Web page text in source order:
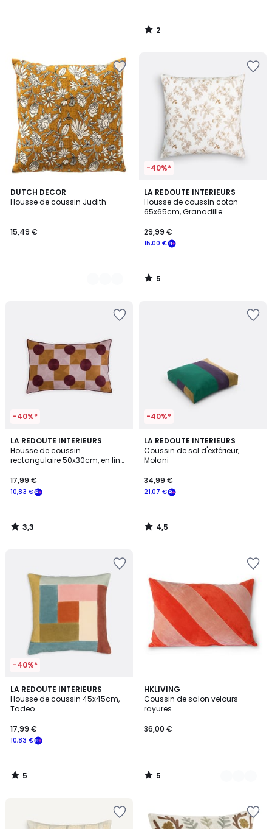
2
/
DUTCH DECOR
Housse de coussin Judith
15,49 €
3
Couleurs
-40%*
LA REDOUTE INTERIEURS
Housse de coussin coton
65x65cm, Granadille
15,00 €
29,99 €
5
/
5
5
/
-40%*
LA REDOUTE INTERIEURS
Housse de coussin
rectangulaire 50x30cm, en lin
10,83 €
17,99 €
3,3
/ 5
3,3
/
-40%*
LA REDOUTE INTERIEURS
Coussin de sol d'extérieur,
Molani
21,07 €
34,99 €
4,5
/ 5
4,5
/
-40%*
LA REDOUTE INTERIEURS
Housse de coussin 45x45cm,
Tadeo
10,83 €
17,99 €
5
/
5
5
/
HKLIVING
Coussin de salon velours
rayures
36,00 €
5
/
5
3
Couleurs
5
/